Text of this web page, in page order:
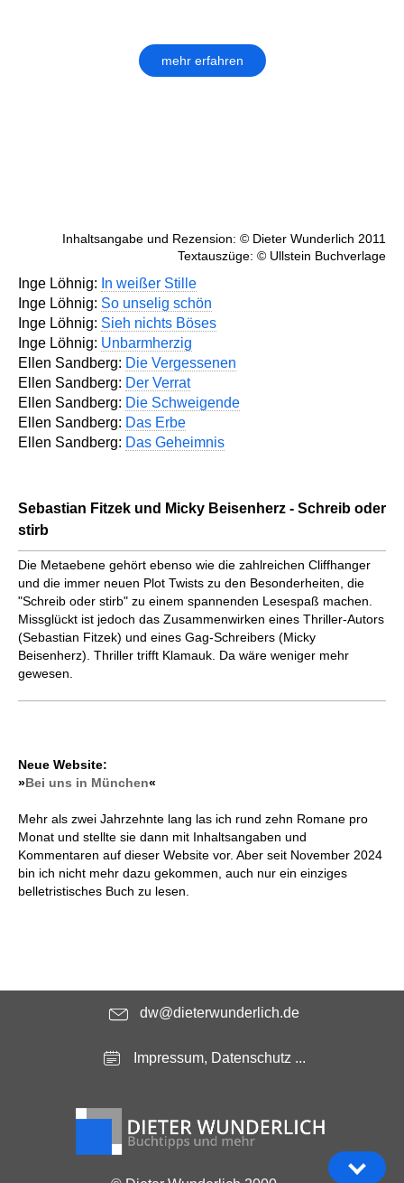
mehr erfahren
Inhaltsangabe und Rezension: © Dieter Wunderlich 2011
Textauszüge: © Ullstein Buchverlage
Inge Löhnig: In weißer Stille
Inge Löhnig: So unselig schön
Inge Löhnig: Sieh nichts Böses
Inge Löhnig: Unbarmherzig
Ellen Sandberg: Die Vergessenen
Ellen Sandberg: Der Verrat
Ellen Sandberg: Die Schweigende
Ellen Sandberg: Das Erbe
Ellen Sandberg: Das Geheimnis
Sebastian Fitzek und Micky Beisenherz - Schreib oder
stirb
Die Metaebene gehört ebenso wie die zahlreichen Cliffhanger
und die immer neuen Plot Twists zu den Besonderheiten, die
"Schreib oder stirb" zu einem spannenden Lesespaß machen.
Missglückt ist jedoch das Zusammenwirken eines Thriller-Autors
(Sebastian Fitzek) und eines Gag-Schreibers (Micky
Beisenherz). Thriller trifft Klamauk. Da wäre weniger mehr
gewesen.
Neue Website:
»Bei uns in München«
Mehr als zwei Jahrzehnte lang las ich rund zehn Romane pro
Monat und stellte sie dann mit Inhaltsangaben und
Kommentaren auf dieser Website vor. Aber seit November 2024
bin ich nicht mehr dazu gekommen, auch nur ein einziges
belletristisches Buch zu lesen.
dw@dieterwunderlich.de
Impressum, Datenschutz ...